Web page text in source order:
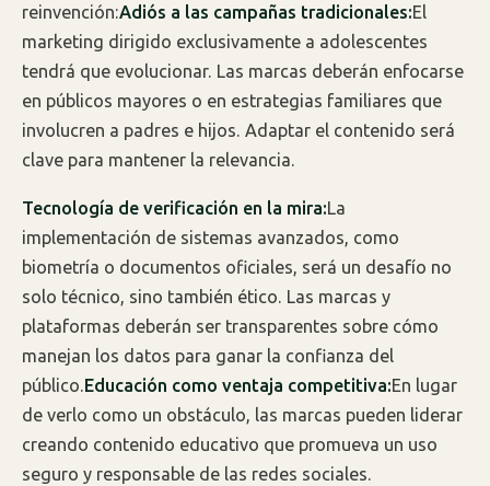
reinvención:Adiós a las campañas tradicionales:El
marketing dirigido exclusivamente a adolescentes
tendrá que evolucionar. Las marcas deberán enfocarse
en públicos mayores o en estrategias familiares que
involucren a padres e hijos. Adaptar el contenido será
clave para mantener la relevancia.
Tecnología de verificación en la mira:La
implementación de sistemas avanzados, como
biometría o documentos oficiales, será un desafío no
solo técnico, sino también ético. Las marcas y
plataformas deberán ser transparentes sobre cómo
manejan los datos para ganar la confianza del
público. Educación como ventaja competitiva:En lugar
de verlo como un obstáculo, las marcas pueden liderar
creando contenido educativo que promueva un uso
seguro y responsable de las redes sociales.